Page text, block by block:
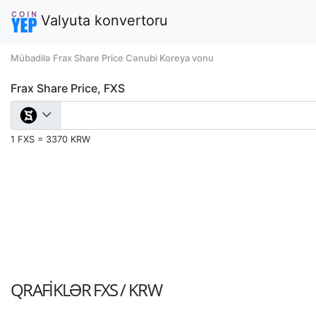
Valyuta konvertoru
Mübadilə Frax Share Price Cənubi Koreya vonu
Frax Share Price, FXS
1 FXS = 3370 KRW
QRAFIKLƏRFXS / KRW